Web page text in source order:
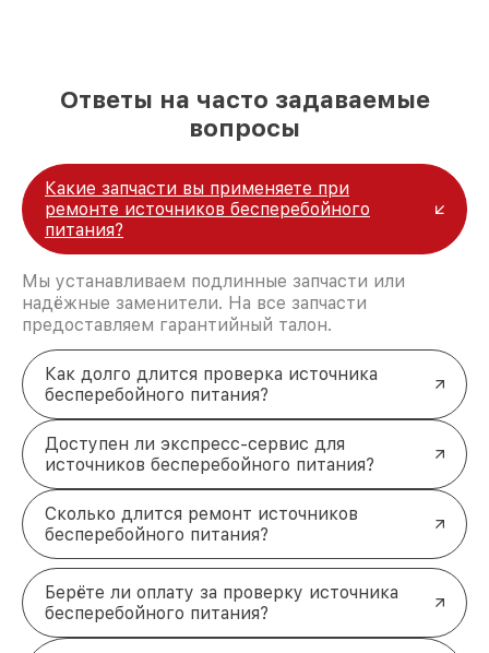
корректное управление процессами, что
отражается на работе всего ИБП.
Сбой системы охлаждения
Неисправность IGBT-модуля. Приводит к
сбоям в преобразовании напряжения.
Гарантия качества ремонта
источников бесперебойного
питания Huawei
Ремонтируем с использованием оригинальных
восстановленного устройства. Диагностика
выполняется бесплатно при последующем
ремонте, что экономит ваши средства. Работаем с
минимальными сроками, сохраняя высокое
качество. Удобные способы оплаты и возможность
доставки устройства делают процесс
обслуживания максимально комфортным.
Профессиональное решение для
вашего ИБП Huawei
Обращайтесь к квалифицированным
специалистам для восстановленияисточника
бесперебойного питания Huawei
надёжную работу вашего оборудования,
Ответы на часто задаваемые
вопросы
Какие запчасти вы применяете при
ремонте источников бесперебойного
питания?
Мы устанавливаем подлинные запчасти или
надёжные заменители. На все запчасти
предоставляем гарантийный талон.
Как долго длится проверка источника
бесперебойного питания?
Доступен ли экспресс-сервис для
источников бесперебойного питания?
Сколько длится ремонт источников
бесперебойного питания?
Берёте ли оплату за проверку источника
бесперебойного питания?